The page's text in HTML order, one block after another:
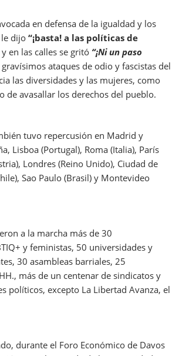
en defensa de la igualdad y los
le dijo“¡basta! a las políticas de
y en las calles se gritó “¡Ni un paso
ataques de odio y fascistas del
las diversidades y las mujeres, como
de avasallar los derechos del pueblo.
tuvo repercusión en Madrid y
Lisboa (Portugal), Roma (Italia), París
Londres (Reino Unido), Ciudad de
Sao Paulo (Brasil) y Montevideo
a la marcha más de 30
y feministas, 50 universidades y
30 asambleas barriales, 25
más de un centenar de sindicatos y
políticos, excepto La Libertad Avanza, el
durante el Foro Económico de Davos